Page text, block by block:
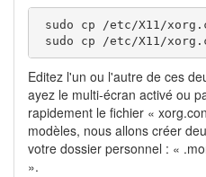
sudo cp /etc/X11/
sudo cp /etc/X11/
Editez l'un ou l'autre de ces
ayez le multi-écran activé ou
rapidement le fichier «
modèles, nous allons créer
votre dossier personnel : «
».